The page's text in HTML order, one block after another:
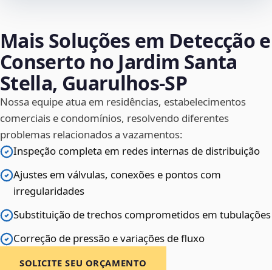
Mais Soluções em Detecção e
Conserto no Jardim Santa
Stella, Guarulhos‑SP
Nossa equipe atua em residências, estabelecimentos
comerciais e condomínios, resolvendo diferentes
problemas relacionados a vazamentos:
Inspeção completa em redes internas de distribuição
Ajustes em válvulas, conexões e pontos com
irregularidades
Substituição de trechos comprometidos em tubulações
Correção de pressão e variações de fluxo
SOLICITE SEU ORÇAMENTO